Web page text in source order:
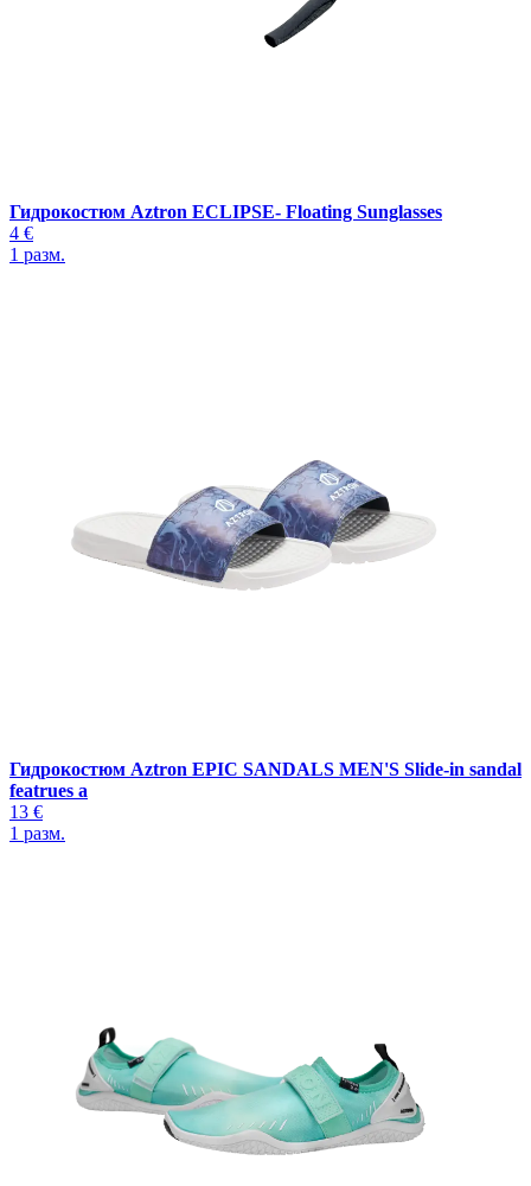
Гидрокостюм Aztron ECLIPSE- Floating Sunglasses
4 €
1 разм.
Гидрокостюм Aztron EPIC SANDALS MEN'S Slide-in sandal
featrues a
13 €
1 разм.